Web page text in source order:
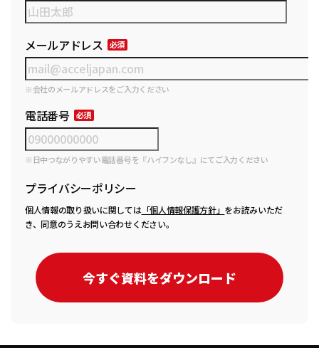
メールアドレス
※会社のメールアドレスをご入力ください
電話番号
※日中つながりやすい電話番号を『ハイフンなし』にてご入力ください
プライバシーポリシー
個人情報の取り扱いに関しては「個人情報保護方針」 をお読みいただ
き、同意のうえお問い合わせください。